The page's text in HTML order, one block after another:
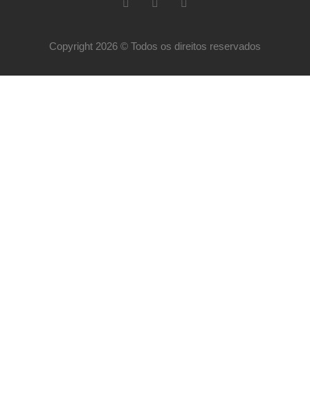
Copyright 2026 © Todos os direitos reservados